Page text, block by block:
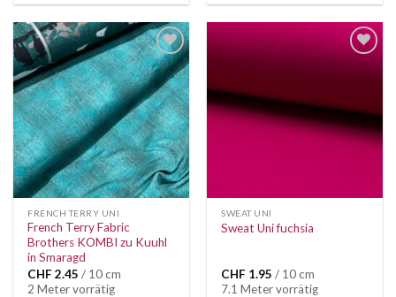
Auf die
Wunschliste
FRENCH TERRY UNI
French Terry Fabric
Brothers KOMBI zu Kuuhl
in Smaragd
CHF 2.45 / 10 cm
2 Meter vorrätig
SWEAT UNI
Sweat Uni fuchsia
CHF 1.95 / 10 cm
7.1 Meter vorrätig